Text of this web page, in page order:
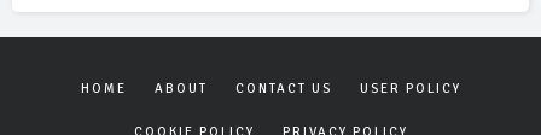
HOME ABOUT CONTACT US USER POLICY